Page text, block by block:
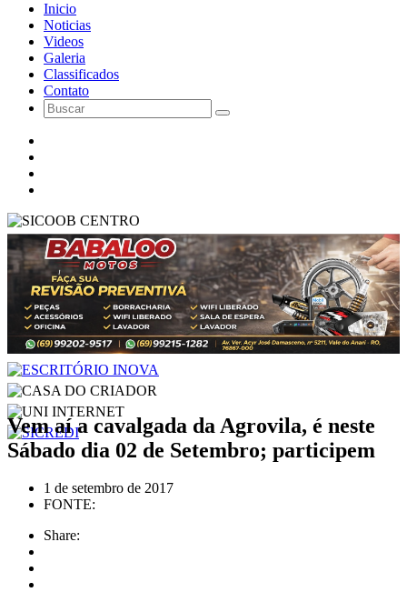
Inicio
Noticias
Videos
Galeria
Classificados
Contato
Vem aí a cavalgada da Agrovila, é neste
Sábado dia 02 de Setembro; participem
1 de setembro de 2017
FONTE:
Share: